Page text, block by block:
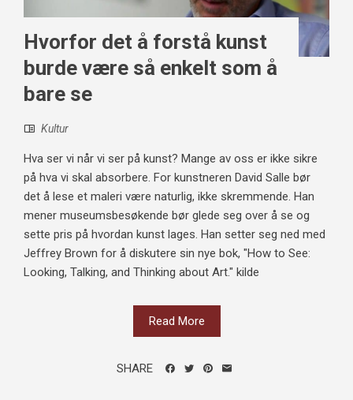
Hvorfor det å forstå kunst
burde være så enkelt som å
bare se
Kultur
Hva ser vi når vi ser på kunst? Mange av oss er ikke sikre
på hva vi skal absorbere. For kunstneren David Salle bør
det å lese et maleri være naturlig, ikke skremmende. Han
mener museumsbesøkende bør glede seg over å se og
sette pris på hvordan kunst lages. Han setter seg ned med
Jeffrey Brown for å diskutere sin nye bok, "How to See:
Looking, Talking, and Thinking about Art." kilde
Read More
SHARE